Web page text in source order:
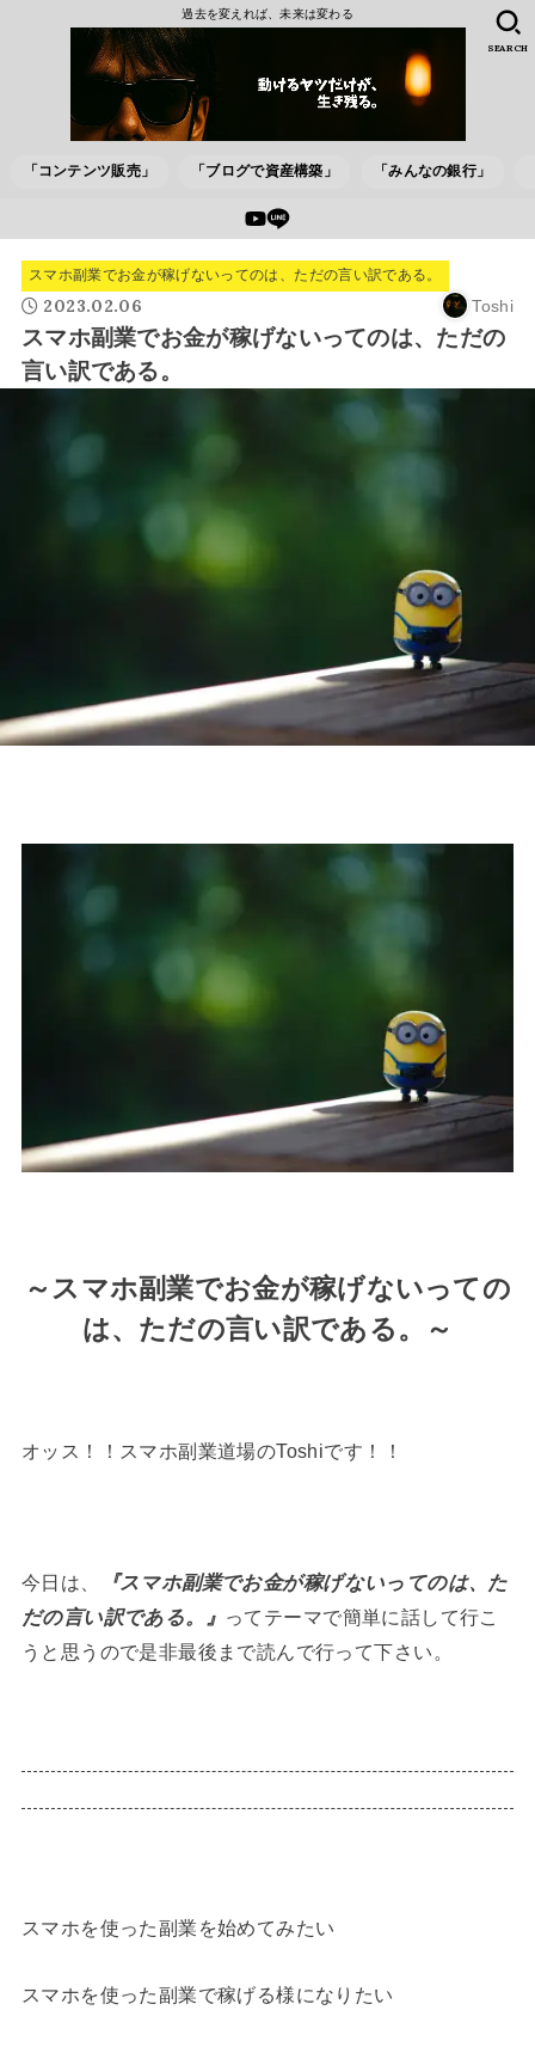
過去を変えれば、未来は変わる
「コンテンツ販売」 「ブログで資産構築」 「みんなの銀行」
SEARCH
スマホ副業でお金が稼げないってのは、ただの言い訳である。
2023.02.06 Toshi
スマホ副業でお金が稼げないってのは、ただの
言い訳である。
～スマホ副業でお金が稼げないっての
は、ただの言い訳である。～
オッス！！スマホ副業道場のToshiです！！
今日は、
『スマホ副業でお金が稼げないってのは、た
だの言い訳である。』 ってテーマで簡単に話して行こ
うと思うので是非最後まで読んで行って下さい。
スマホを使った副業を始めてみたい
スマホを使った副業で稼げる様になりたい